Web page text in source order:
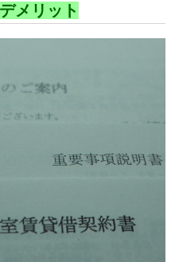
メリット